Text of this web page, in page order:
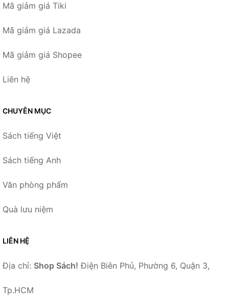
Mã giảm giá Tiki
Mã giảm giá Lazada
Mã giảm giá Shopee
Liên hệ
CHUYÊN MỤC
Sách tiếng Việt
Sách tiếng Anh
Văn phòng phẩm
Quà lưu niệm
LIÊN HỆ
Địa chỉ: Shop Sách! Điện Biên Phủ, Phường 6, Quận 3,
Tp.HCM